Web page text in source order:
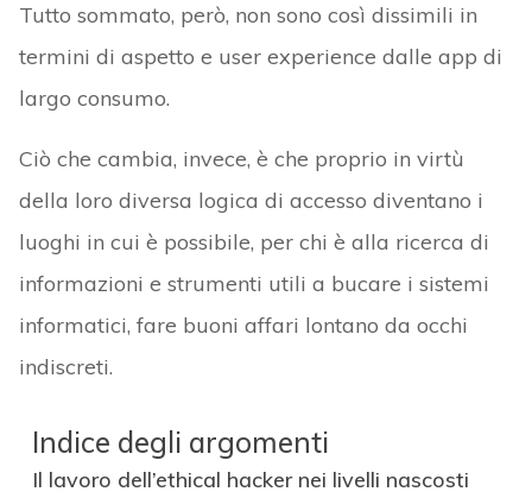
Tutto sommato, però, non sono così dissimili in
termini di aspetto e user experience dalle app di
largo consumo.
Ciò che cambia, invece, è che proprio in virtù
della loro diversa logica di accesso diventano i
luoghi in cui è possibile, per chi è alla ricerca di
informazioni e strumenti utili a bucare i sistemi
informatici, fare buoni affari lontano da occhi
indiscreti.
Indice degli argomenti
Il lavoro dell’ethical hacker nei livelli nascosti